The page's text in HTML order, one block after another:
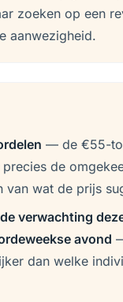
zoeken op een
aanwezigheid.
— de €55-
de
van wat de prijs
verwachting
avond
dan welke